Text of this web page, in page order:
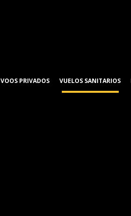
VOOS PRIVADOS VUELOS SANITARIOS